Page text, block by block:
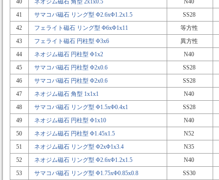
40
ネオジム磁石 角型 2x1x0.5
N40
41
サマコバ磁石 リング型 Φ2.6xΦ1.2x1.5
SS28
42
フェライト磁石 リング型 Φ6xΦ1x11
等方性
43
フェライト磁石 円柱型 Φ3x6
異方性
44
ネオジム磁石 円柱型 Φ1x2
N40
45
サマコバ磁石 円柱型 Φ2x0.6
SS28
46
サマコバ磁石 円柱型 Φ2x0.6
SS28
47
ネオジム磁石 角型 1x1x1
N40
48
サマコバ磁石 リング型 Φ1.5xΦ0.4x1
SS28
49
ネオジム磁石 円柱型 Φ1x10
N40
50
ネオジム磁石 円柱型 Φ1.45x1.5
N52
51
ネオジム磁石 リング型 Φ2xΦ1x3.4
N35
52
ネオジム磁石 リング型 Φ2.6xΦ1.2x1.5
N40
53
サマコバ磁石 リング型 Φ1.75xΦ0.85x0.8
SS30